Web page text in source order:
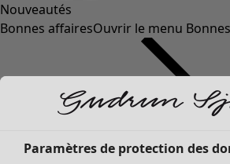
Nouveautés
Bonnes affairesOuvrir le menu
Paramètres de protection des